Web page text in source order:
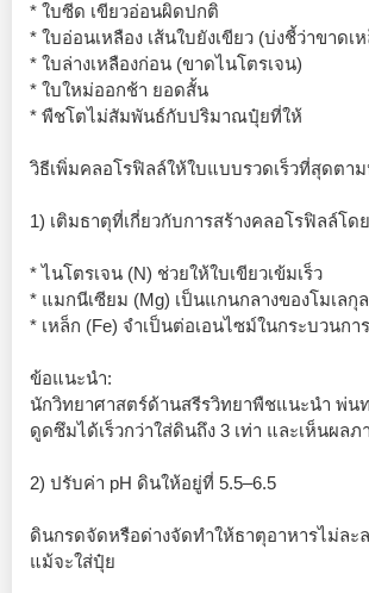
* ใบซีด เขียวอ่อนผิดปกติ
* ใบอ่อนเหลือง เส้นใบยังเขียว (บ่งชี้ว่าขาดเ
* ใบล่างเหลืองก่อน (ขาดไนโตรเจน)
* ใบใหม่ออกช้า ยอดสั้น
* พืชโตไม่สัมพันธ์กับปริมาณปุ๋ยที่ให้
วิธีเพิ่มคลอโรฟิลล์ให้ใบแบบรวดเร็วที่สุดตา
1) เติมธาตุที่เกี่ยวกับการสร้างคลอโรฟิลล์โด
* ไนโตรเจน (N) ช่วยให้ใบเขียวเข้มเร็ว
* แมกนีเซียม (Mg) เป็นแกนกลางของโมเลกุ
* เหล็ก (Fe) จำเป็นต่อเอนไซม์ในกระบวนกา
ข้อแนะนำ:
นักวิทยาศาสตร์ด้านสรีรวิทยาพืชแนะนำ พ่นท
ดูดซึมได้เร็วกว่าใส่ดินถึง 3 เท่า และเห็นผลภ
2) ปรับค่า pH ดินให้อยู่ที่ 5.5–6.5
ดินกรดจัดหรือด่างจัดทำให้ธาตุอาหารไม่ละ
แม้จะใส่ปุ๋ย